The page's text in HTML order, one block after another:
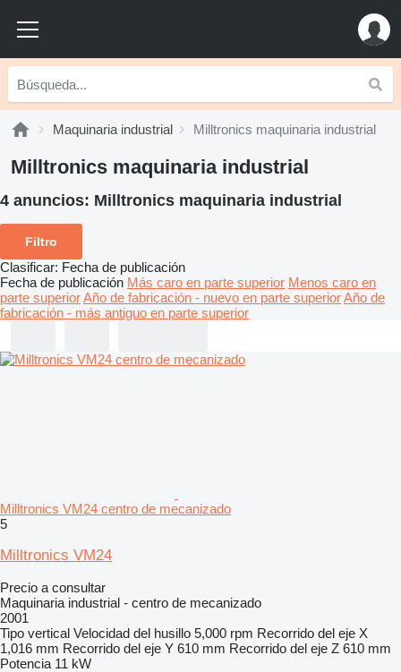
Maquinaria industrial Milltronics maquinaria industrial
Milltronics maquinaria industrial
4 anuncios: Milltronics maquinaria industrial
Filtro
Clasificar: Fecha de publicación
Fecha de publicación Más caro en parte superior Menos caro en
parte superiorAño de fabricación - nuevo en parte superiorAño de
fabricación - más antiguo en parte superior
Milltronics VM24 centro de mecanizado
5
Milltronics VM24
Precio a consultar
Maquinaria industrial - centro de mecanizado
2001
Tipo vertical Velocidad del husillo 5,000 rpm Recorrido del eje X
1,016 mm Recorrido del eje Y 610 mm Recorrido del eje Z 610 mm
Potencia 11 kW